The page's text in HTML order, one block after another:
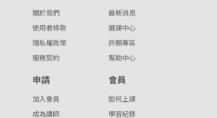
或
關於我們
使用者條款
隱私權政策
服務契約
最新消息
選課中心
許願專區
幫助中心
申請
加入會員
成為講師
會員
如何上課
學習紀錄